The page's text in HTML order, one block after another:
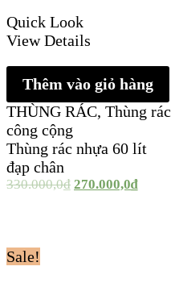
Quick Look
View Details
Thêm vào giỏ hàng
THÙNG RÁC, Thùng rác
công cộng
Thùng rác nhựa 60 lít
đạp chân
330.000,0₫ 270.000,0₫
Sale!